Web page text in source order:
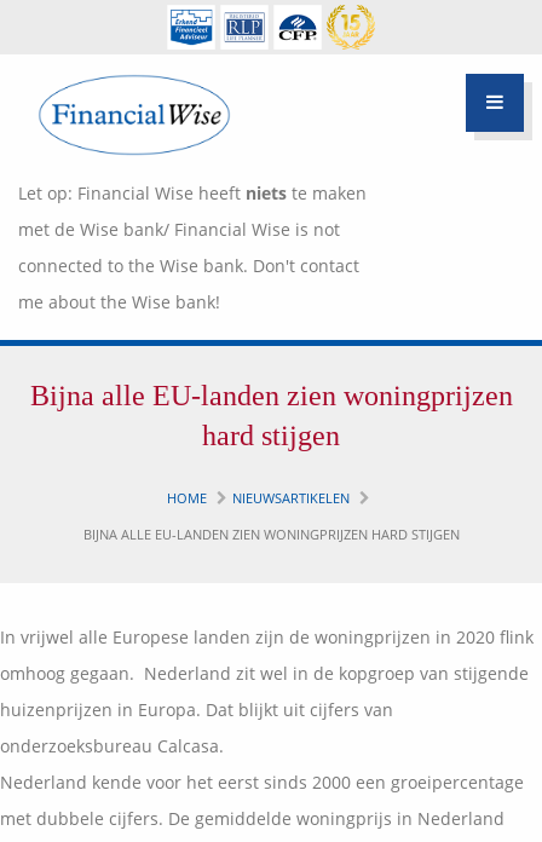
Let op: Financial Wise heeft niets te maken
met de Wise bank/ Financial Wise is not
connected to the Wise bank. Don't contact
me about the Wise bank!
Over Pietie Jeelof
Garanties
Samenwerkende partners
Media
Expats services
Onderhoudsabonnementen
Klanten over
Blog
Life style planning
Bijna alle EU-landen zien woningprijzen
hard stijgen
HOME
NIEUWSARTIKELEN
BIJNA ALLE EU-LANDEN ZIEN WONINGPRIJZEN HARD STIJGEN
In vrijwel alle Europese landen zijn de woningprijzen in 2020 flink
omhoog gegaan. Nederland zit wel in de kopgroep van stijgende
huizenprijzen in Europa. Dat blijkt uit cijfers van
onderzoeksbureau Calcasa.
Nederland kende voor het eerst sinds 2000 een groeipercentage
met dubbele cijfers. De gemiddelde woningprijs in Nederland